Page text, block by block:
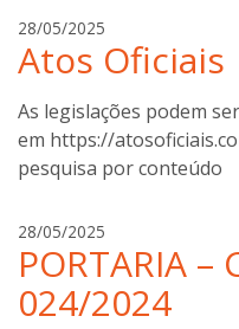
i
28/05/2025
n
a
b
o
t
i
Atos Oficiais
As legislações podem
em https://
pesquisa por conteúdo
28/05/2025
n
a
b
PORTARIA –
024/2024